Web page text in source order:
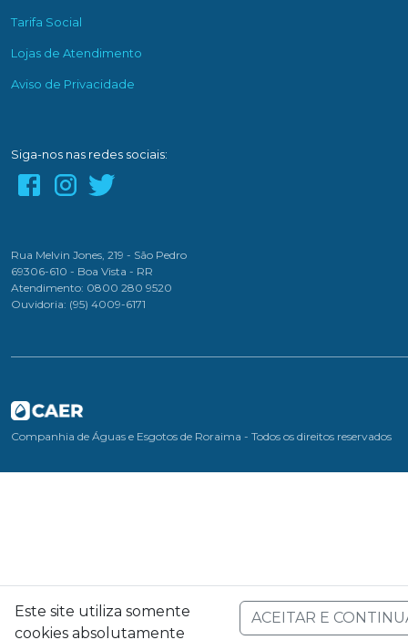
Este site utiliza somente
cookies absolutamente
ACEITAR E
Tarifa Social
Lojas de Atendimento
Aviso de Privacidade
Siga-nos nas redes sociais:
Rua Melvin Jones, 219 - São Pedro
69306-610 - Boa Vista - RR
Atendimento: 0800 280 9520
Ouvidoria: (95) 4009-6171
Companhia de Águas e Esgotos de Roraima - Todos os direitos reservados